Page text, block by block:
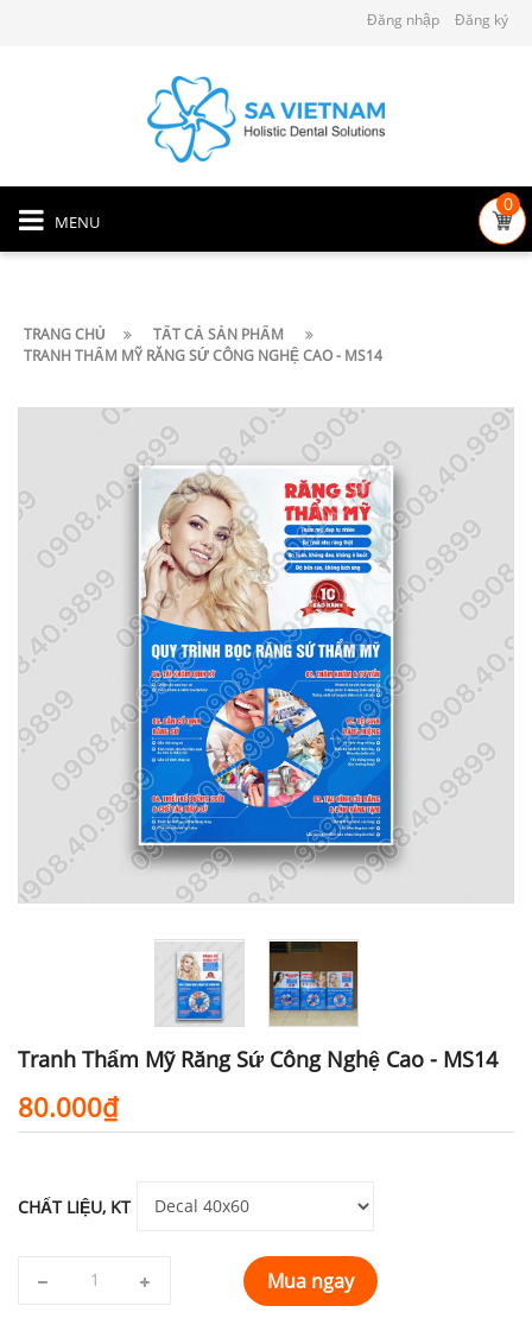
Đăng nhập Đăng ký
MENU
0
TRANG CHỦ
TẤT CẢ SẢN PHẨM
TRANH THẨM MỸ RĂNG SỨ CÔNG NGHỆ CAO - MS14
Tranh Thẩm Mỹ Răng Sứ Công Nghệ Cao - MS14
80.000₫
CHẤT LIỆU, KT
Mua ngay